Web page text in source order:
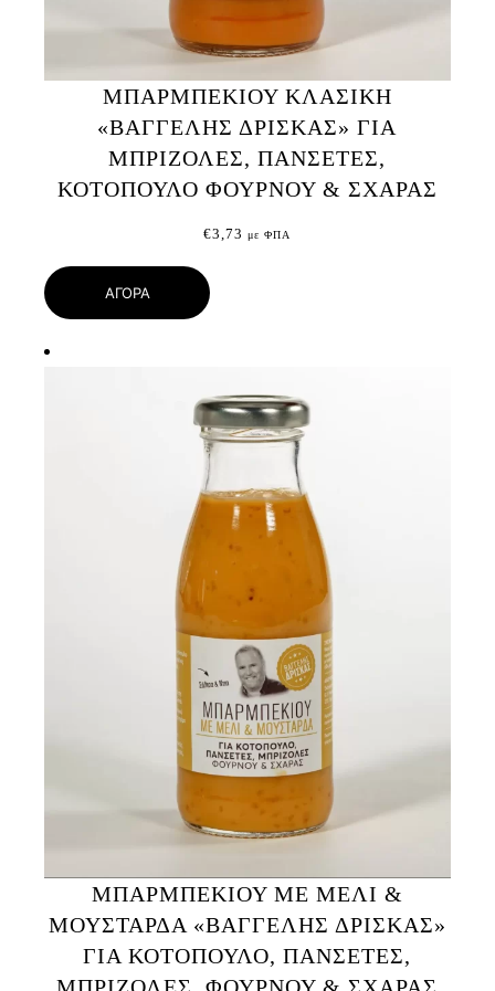
ΜΠΑΡΜΠΕΚΙΟΥ ΚΛΑΣΙΚΗ
«ΒΑΓΓΕΛΗΣ ΔΡΙΣΚΑΣ» ΓΙΑ
ΜΠΡΙΖΟΛΕΣ, ΠΑΝΣΕΤΕΣ,
ΚΟΤΟΠΟΥΛΟ ΦΟΥΡΝΟΥ & ΣΧΑΡΑΣ
€3,73 με ΦΠΑ
ΑΓΟΡΑ
ΜΠΑΡΜΠΕΚΙΟΥ ΜΕ ΜΕΛΙ &
ΜΟΥΣΤΑΡΔΑ «ΒΑΓΓΕΛΗΣ ΔΡΙΣΚΑΣ»
ΓΙΑ ΚΟΤΟΠΟΥΛΟ, ΠΑΝΣΕΤΕΣ,